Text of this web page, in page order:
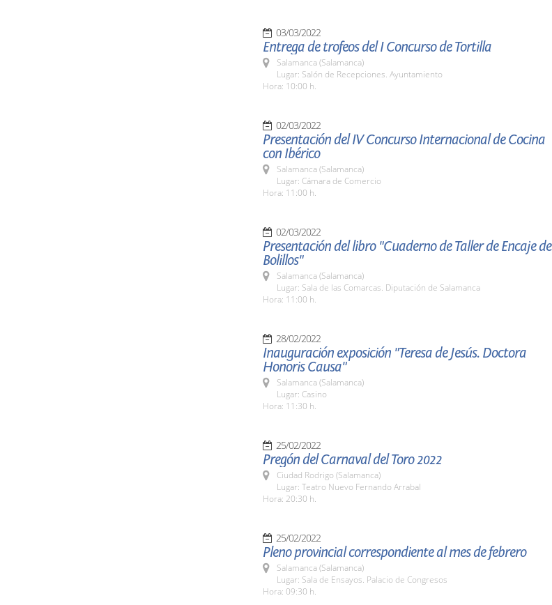
03/03/2022
Entrega de trofeos del I Concurso de Tortilla
Salamanca (Salamanca)
Lugar: Salón de Recepciones. Ayuntamiento
Hora: 10:00 h.
02/03/2022
Presentación del IV Concurso Internacional de Cocina
con Ibérico
Salamanca (Salamanca)
Lugar: Cámara de Comercio
Hora: 11:00 h.
02/03/2022
Presentación del libro "Cuaderno de Taller de Encaje de
Bolillos"
Salamanca (Salamanca)
Lugar: Sala de las Comarcas. Diputación de Salamanca
Hora: 11:00 h.
28/02/2022
Inauguración exposición "Teresa de Jesús. Doctora
Honoris Causa"
Salamanca (Salamanca)
Lugar: Casino
Hora: 11:30 h.
25/02/2022
Pregón del Carnaval del Toro 2022
Ciudad Rodrigo (Salamanca)
Lugar: Teatro Nuevo Fernando Arrabal
Hora: 20:30 h.
25/02/2022
Pleno provincial correspondiente al mes de febrero
Salamanca (Salamanca)
Lugar: Sala de Ensayos. Palacio de Congresos
Hora: 09:30 h.